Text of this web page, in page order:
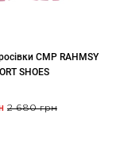
CMP RAHMSY
SHOES
2 680 грн